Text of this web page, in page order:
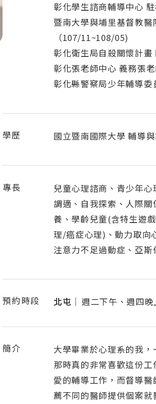
彰化學生諮商輔導中心
暨南大學與埔里基督教
（107/11~108/05)
彰化衛生局自殺關懷計
彰化張老師中心 義務張
彰化縣警察局少年輔導
學歷 國立暨南國際大學 輔導
專長
兒童心理諮商、青少年
調適、自我探索、人際
養、學齡兒童(含特生遊
理/癌症心理)、動力取向
注意力不足過動症、亞
預約時段 北屯｜ 週二下午、週四
簡介
大學畢業於心理系的我，
那時真的非常喜歡這份
愛的輔導工作，而督導
薦不同的醫師提供個案